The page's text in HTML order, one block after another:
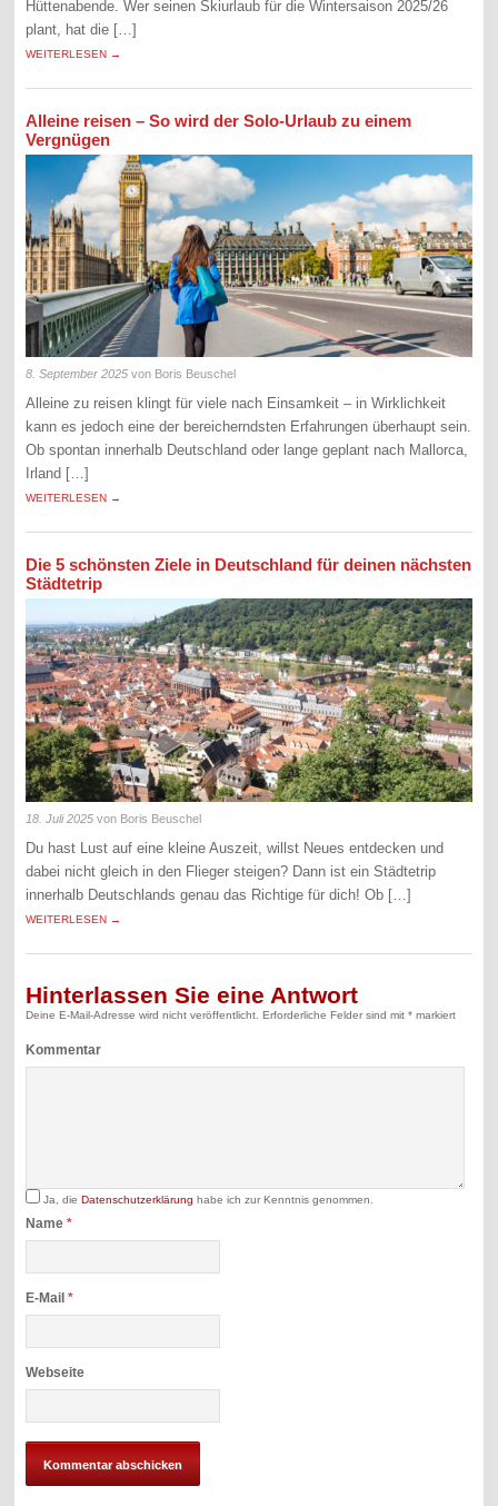
Hüttenabende. Wer seinen Skiurlaub für die Wintersaison 2025/26
plant, hat die […]
WEITERLESEN →
Alleine reisen – So wird der Solo-Urlaub zu einem
Vergnügen
8. September 2025 von Boris Beuschel
Alleine zu reisen klingt für viele nach Einsamkeit – in Wirklichkeit
kann es jedoch eine der bereicherndsten Erfahrungen überhaupt sein.
Ob spontan innerhalb Deutschland oder lange geplant nach Mallorca,
Irland […]
WEITERLESEN →
Die 5 schönsten Ziele in Deutschland für deinen nächsten
Städtetrip
18. Juli 2025 von Boris Beuschel
Du hast Lust auf eine kleine Auszeit, willst Neues entdecken und
dabei nicht gleich in den Flieger steigen? Dann ist ein Städtetrip
innerhalb Deutschlands genau das Richtige für dich! Ob […]
WEITERLESEN →
Hinterlassen Sie eine Antwort
Deine E-Mail-Adresse wird nicht veröffentlicht. Erforderliche Felder sind mit* markiert
Kommentar
Ja, dieDatenschutzerklärung habe ich zur Kenntnis genommen.
Name*
E-Mail*
Webseite